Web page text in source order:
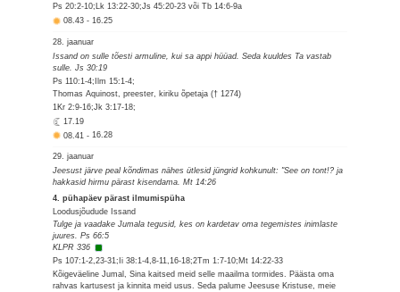
Ps 20:2-10;Lk 13:22-30;Js 45:20-23 või Tb 14:6-9a
08.43-16.25
28. jaanuar
Issand on sulle tõesti armuline, kui sa appi hüüad. Seda kuuldes Ta vastab
sulle. Js 30:19
Ps 110:1-4;Ilm 15:1-4;
Thomas Aquinost, preester, kiriku õpetaja († 1274)
1Kr 2:9-16;Jk 3:17-18;
17.19
08.41-16.28
29. jaanuar
Jeesust järve peal kõndimas nähes ütlesid jüngrid kohkunult: "See on tont!? ja
hakkasid hirmu pärast kisendama. Mt 14:26
4. pühapäev pärast ilmumispüha
Loodusjõudude Issand
Tulge ja vaadake Jumala tegusid, kes on kardetav oma tegemistes inimlaste
juures. Ps 66:5
KLPR 336
Ps 107:1-2,23-31;Ii 38:1-4,8-11,16-18;2Tm 1:7-10;Mt 14:22-33
Kõigeväeline Jumal, Sina kaitsed meid selle maailma tormides. Päästa oma
rahvas kartusest ja kinnita meid usus. Seda palume Jeesuse Kristuse, meie